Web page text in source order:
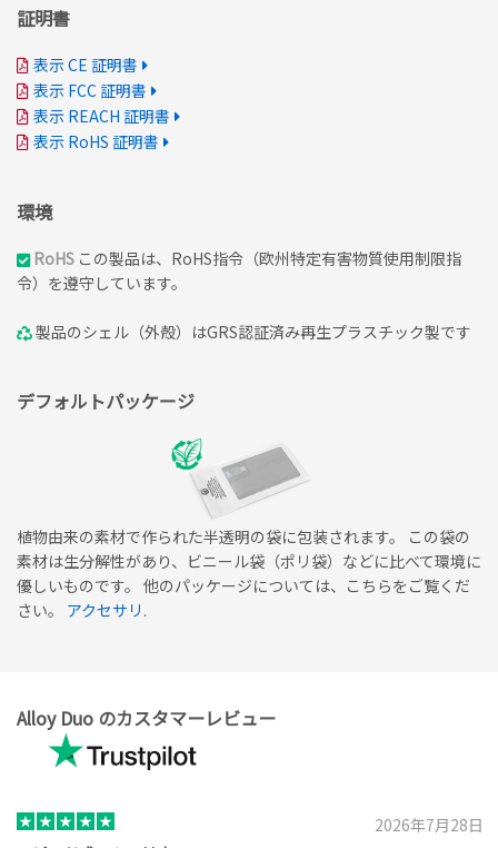
証明書
表示 CE 証明書
表示 FCC 証明書
表示 REACH 証明書
表示 RoHS 証明書
環境
RoHS この製品は、RoHS指令（欧州特定有害物質使用制限指
令）を遵守しています。
製品のシェル（外殻）はGRS認証済み再生プラスチック製です
デフォルトパッケージ
植物由来の素材で作られた半透明の袋に包装されます。 この袋の
素材は生分解性があり、ビニール袋（ポリ袋）などに比べて環境に
優しいものです。 他のパッケージについては、こちらをご覧くだ
さい。 アクセサリ .
Alloy Duo のカスタマーレビュー
2026年7月28日